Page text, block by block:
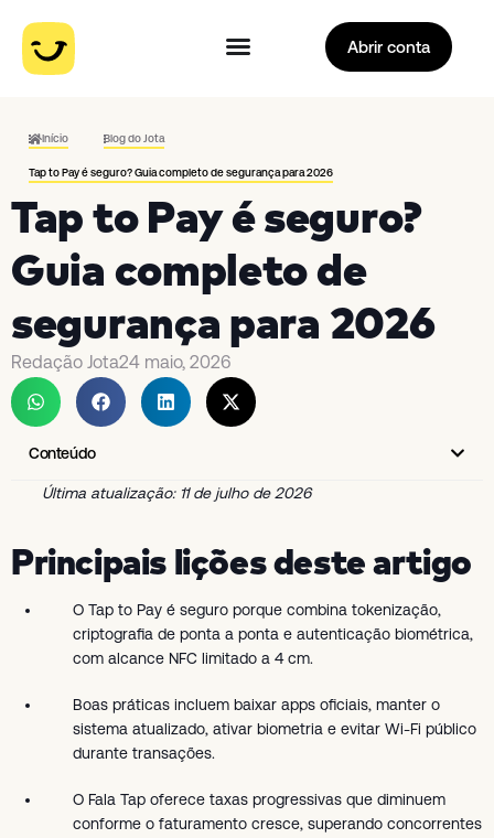
Abrir conta
Início Blog do Jota
Tap to Pay é seguro? Guia completo de segurança para 2026
Tap to Pay é seguro?
Guia completo de
segurança para 2026
Redação Jota24 maio, 2026
Conteúdo
Última atualização: 11 de julho de 2026
Principais lições deste artigo
O Tap to Pay é seguro porque combina tokenização,
criptografia de ponta a ponta e autenticação biométrica,
com alcance NFC limitado a 4 cm.
Boas práticas incluem baixar apps oficiais, manter o
sistema atualizado, ativar biometria e evitar Wi-Fi público
durante transações.
O Fala Tap oferece taxas progressivas que diminuem
conforme o faturamento cresce, superando concorrentes